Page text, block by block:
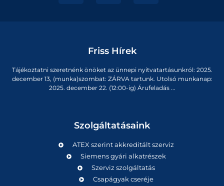
Friss Hírek
Tájékoztatni szeretnénk önöket az ünnepi nyitvatartásunkról: 2025.
december 13, (munka)szombat: ZÁRVA tartunk. Utolsó munkanap:
2025. december 22. (12:00-ig) Árufeladás ...
Szolgáltatásaink
ATEX szerint akkreditált szerviz
Siemens gyári alkatrészek
Szerviz szolgáltatás
Csapágyak cseréje